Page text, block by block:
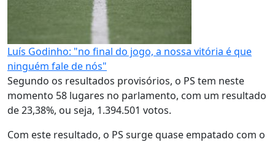
Luís Godinho: "no final do jogo, a nossa vitória é que
ninguém fale de nós"
Segundo os resultados provisórios, o PS tem neste
momento 58 lugares no parlamento, com um resultado
de 23,38%, ou seja, 1.394.501 votos.
Com este resultado, o PS surge quase empatado com o